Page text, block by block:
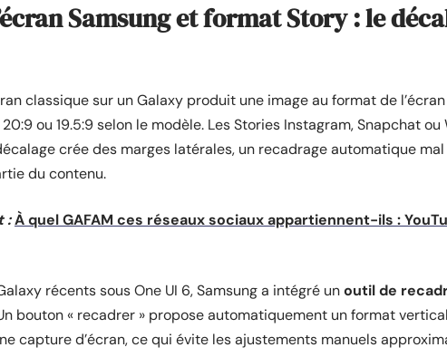
Samsung et format Story : le
classique sur un Galaxy produit une image au format de
ou 19.5:9 selon le modèle. Les Stories Instagram, Snapchat
crée des marges latérales, un recadrage automatique
du contenu.
:À quel GAFAM ces réseaux sociaux appartiennent-ils :
récents sous One UI 6, Samsung a intégré unoutil de
bouton « recadrer » propose automatiquement un format
capture d’écran, ce qui évite les ajustements manuels